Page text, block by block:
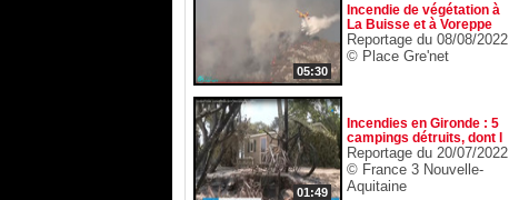
05:30
Incendie de végétation à
La Buisse et à Voreppe
Reportage du 08/08/2022
© Place Gre'net
01:49
Incendies en Gironde : 5
campings détruits, dont l
Reportage du 20/07/2022
© France 3 Nouvelle-
Aquitaine